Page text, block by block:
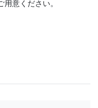
意ください。